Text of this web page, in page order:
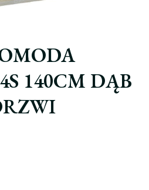
140CM DĄB